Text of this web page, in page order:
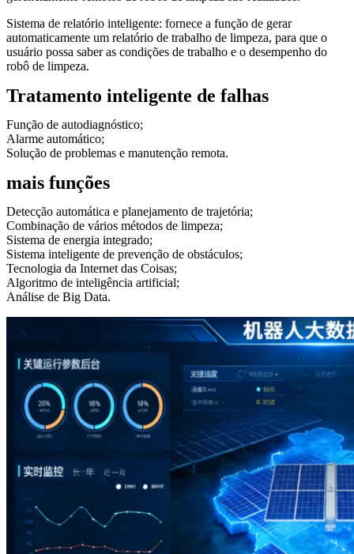
Sistema de relatório inteligente: fornece a função de gerar
automaticamente um relatório de trabalho de limpeza, para que o
usuário possa saber as condições de trabalho e o desempenho do
robô de limpeza.
Tratamento inteligente de falhas
Função de autodiagnóstico;
Alarme automático;
Solução de problemas e manutenção remota.
mais funções
Detecção automática e planejamento de trajetória;
Combinação de vários métodos de limpeza;
Sistema de energia integrado;
Sistema inteligente de prevenção de obstáculos;
Tecnologia da Internet das Coisas;
Algoritmo de inteligência artificial;
Análise de Big Data.